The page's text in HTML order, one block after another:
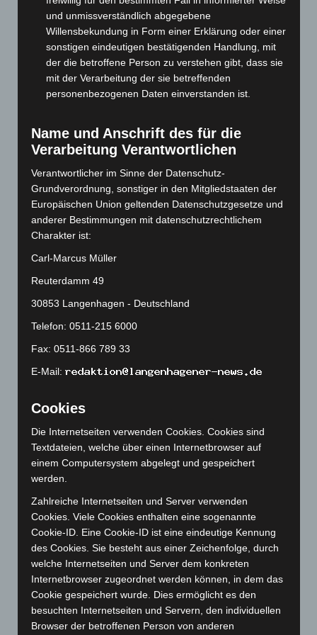
Dezember 2024
November 2024(94)
Oktober 2024(93)
September 2024(112)
August 2024(107)
Juni 2024(107)
Mai 2024 (149)
April 2024(102)
März 2024(103)
Februar 2024(103)
Januar 2024 (111)
Dezember 2023(130)
November 2023(130)
Oktober 2023(114)
September 2023(133)
August 2023(134)
Juli 2023 (118)
Mai 2023(139)
April 2023(155)
März 2023
(174)
Februar 2023
Januar 2023 (140)
Dezember 2022 (130)
November 2022(167)
Oktober 2022(166)
September 2022(205)
August 2022 (166)
Juli 2022(133)
und unmissverständlich abgegebene
Willensbekundung in Form einer Erklärung oder einer
sonstigen eindeutigen bestätigenden Handlung, mit
der die betroffene Person zu verstehen gibt, dass sie
mit der Verarbeitung der sie betreffenden
personenbezogenen Daten einverstanden ist.
Name und Anschrift des für die
Verarbeitung Verantwortlichen
Verantwortlicher im Sinne der Datenschutz-
Grundverordnung, sonstiger in den Mitgliedstaaten der
Europäischen Union geltenden Datenschutzgesetze und
anderer Bestimmungen mit datenschutzrechtlichem
Charakter ist:
Carl-Marcus Müller
Reuterdamm 49
30853 Langenhagen - Deutschland
Telefon: 0511-215 6000
Fax: 0511-866 789 33
E-Mail:
Cookies
Die Internetseiten verwenden Cookies. Cookies sind
Textdateien, welche über einen Internetbrowser auf
einem Computersystem abgelegt und gespeichert
werden.
Zahlreiche Internetseiten und Server verwenden
Cookies. Viele Cookies enthalten eine sogenannte
Cookie-ID. Eine Cookie-ID ist eine eindeutige Kennung
des Cookies. Sie besteht aus einer Zeichenfolge, durch
welche Internetseiten und Server dem konkreten
Internetbrowser zugeordnet werden können, in dem das
Cookie gespeichert wurde. Dies ermöglicht es den
besuchten Internetseiten und Servern, den individuellen
Browser der betroffenen Person von anderen